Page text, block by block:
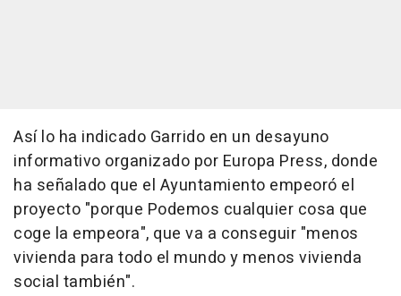
Así lo ha indicado Garrido en un desayuno
informativo organizado por Europa Press, donde
ha señalado que el Ayuntamiento empeoró el
proyecto "porque Podemos cualquier cosa que
coge la empeora", que va a conseguir "menos
vivienda para todo el mundo y menos vivienda
social también".